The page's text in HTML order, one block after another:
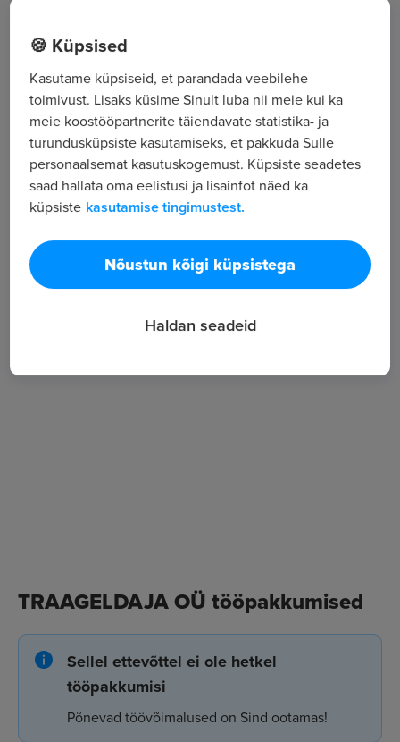
Viljandi mnt 17, Käru vald
Kõik tööpakkumised
Tööpakkuja tutvustus
17
Töötajate arv
Vaatamised
Valmis tekstiiltoodete tootmine; v.a rõivad
TRAAGELDAJA OÜ tööpakkumised
Sellel ettevõttel ei ole hetkel
tööpakkumisi
Põnevad töövõimalused on Sind ootamas!
🍪 Küpsised
Kasutame küpsiseid, et parandada veebilehe
toimivust. Lisaks küsime Sinult luba nii meie kui ka
meie koostööpartnerite täiendavate statistika- ja
turundusküpsiste kasutamiseks, et pakkuda Sulle
personaalsemat kasutuskogemust. Küpsiste seadetes
saad hallata oma eelistusi ja lisainfot näed ka
küpsiste kasutamise tingimustest.
Nõustun kõigi küpsistega
Haldan seadeid